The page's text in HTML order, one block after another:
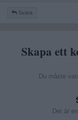
Svara
Skapa ett
Du måste
Det är